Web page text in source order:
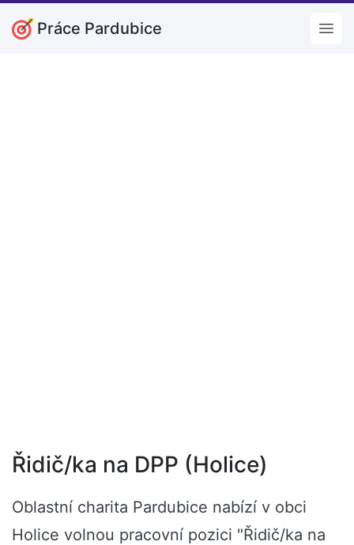
Práce Pardubice
Řidič/ka na DPP (Holice)
Oblastní charita Pardubice nabízí v obci
Holice volnou pracovní pozici "Řidič/ka na